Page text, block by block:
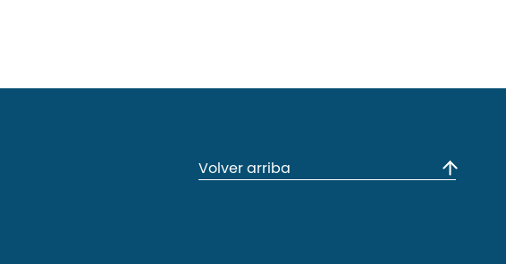
Volver arriba